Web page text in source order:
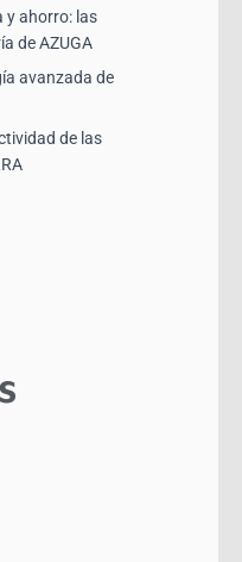
y ahorro: las
de AZUGA
avanzada de
de las